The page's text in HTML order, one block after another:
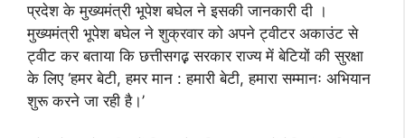
प्रदेश के मुख्यमंत्री भूपेश बघेल ने इसकी जानकारी दी ।
मुख्यमंत्री भूपेश बघेल ने शुक्रवार को अपने ट्वीटर अकाउंट से
ट्वीट कर बताया कि छत्तीसगढ़़ सरकार राज्य में बेटियों की सुरक्षा
के लिए ‘हमर बेटी, हमर मान : हमारी बेटी, हमारा सम्मानः अभियान
शुरू करने जा रही है।’